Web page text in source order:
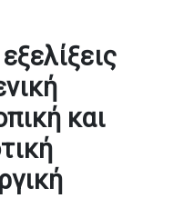
και